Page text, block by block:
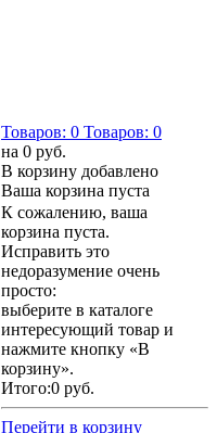
Товаров: 0 Товаров: 0
на 0 руб.
В корзину добавлено
Ваша корзина пуста
К сожалению, ваша
корзина пуста.
Исправить это
недоразумение очень
просто:
выберите в каталоге
интересующий товар и
нажмите кнопку «В
корзину».
Итого:0 руб.
Перейти в корзину